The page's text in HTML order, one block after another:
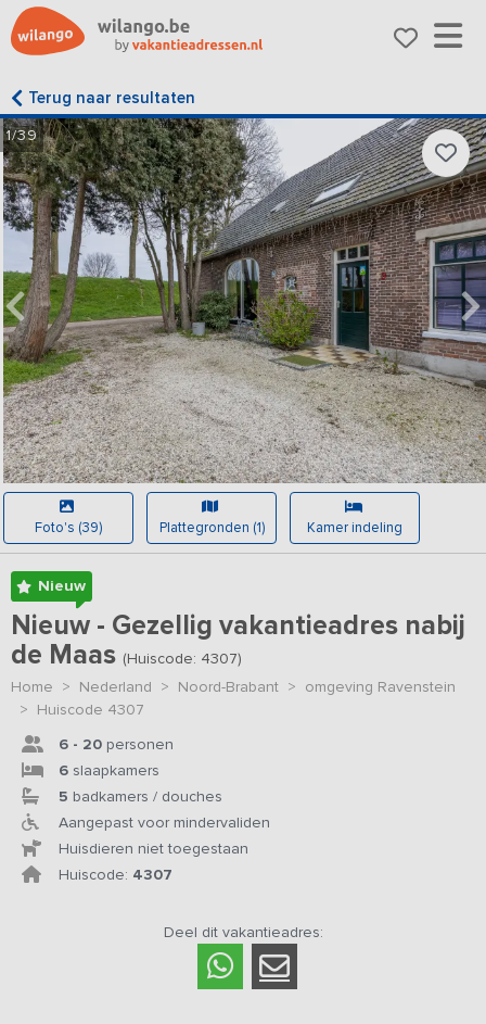
Terug naar resultaten
1/39
Foto's (39) Plattegronden (1) Kamer indeling
Nieuw
Nieuw - Gezellig vakantieadres nabij
de Maas (Huiscode: 4307)
Home > Nederland > Noord-Brabant > omgeving Ravenstein
> Huiscode 4307
6 - 20 personen
6 slaapkamers
5 badkamers / douches
Aangepast voor mindervaliden
Huisdieren niet toegestaan
Huiscode: 4307
Deel dit vakantieadres: